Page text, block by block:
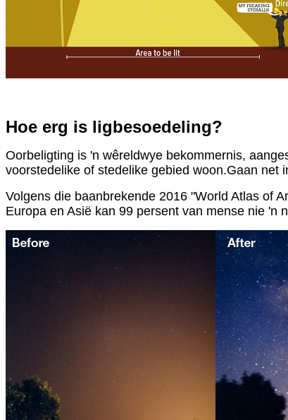
Hoe erg is ligbesoedeling?
Oorbeligting is 'n wêreldwye bekommernis,
voorstedelike of stedelike gebied woon.Gaan net
Volgens die baanbrekende 2016 "World Atlas of
Europa en Asië kan 99 persent van mense nie 'n